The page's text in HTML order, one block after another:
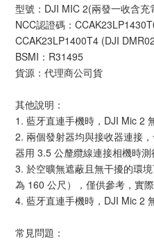
型號：DJI MIC 2(兩發一收含充
NCC認證碼：
CCAK23LP1400T4 (DJI
BSMI：R31495
貨源：代理商公司貨
其他說明：
1. 藍牙直連手機時，DJI Mic 2
2. 兩個發射器均與接收器連接
器用 3.5 公釐纜線連接相機時測
3. 於空曠無遮蔽且無干擾的環
為 160 公尺），僅供參考，實
4. 藍牙直連手機時，DJI Mic 2
常見問題：